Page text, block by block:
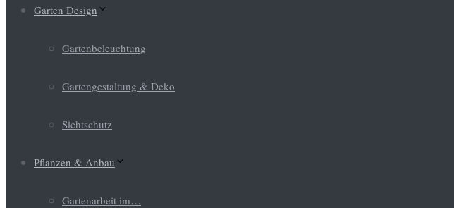
Garten Design
Gartenbeleuchtung
Gartengestaltung & Deko
Sichtschutz
Pflanzen & Anbau
Gartenarbeit im…